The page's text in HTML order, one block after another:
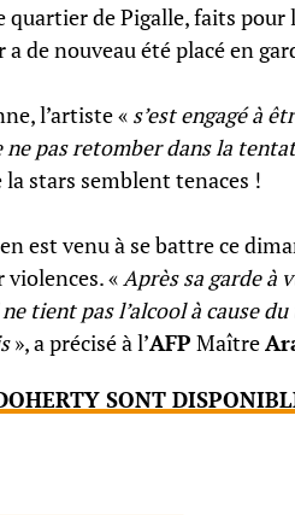
quartier de Pigalle, faits pour
de nouveau été placé en
l’artiste « s’est engagé à
pas retomber dans la
stars semblent tenaces !
est venu à se battre ce
«Après sa garde à
tient pas l’alcool à cause
», a précisé à l’AFP Maître
SONT